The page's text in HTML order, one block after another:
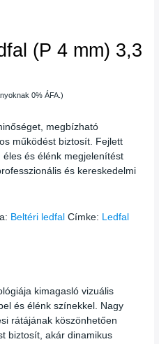
(P 4 mm) 3,3
0% ÁFA.)
megbízható
működést biztosít. Fejlett
és élénk megjelenítést
és kereskedelmi
Beltéri ledfal Címke: Ledfal
kimagasló vizuális
és élénk színekkel. Nagy
rátájának köszönhetően
biztosít, akár dinamikus